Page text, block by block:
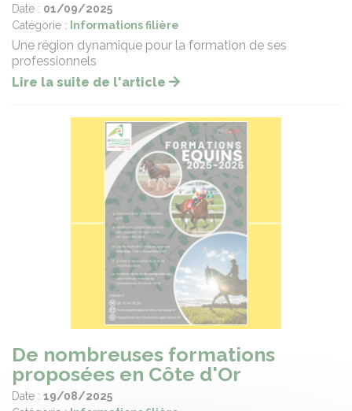
Date : 01/09/2025
Catégorie :
Informations filière
Une région dynamique pour la formation de ses
professionnels
Lire la suite de l'article
De nombreuses formations
proposées en Côte d'Or
Date : 19/08/2025